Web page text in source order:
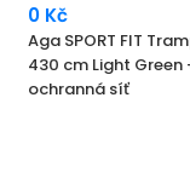
0 Kč
Aga SPORT FIT
430 cm Light Green
ochranná síť